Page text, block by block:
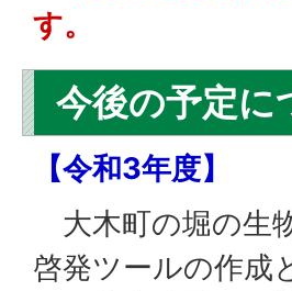
す。
今後の予定に
【令和3年度】
大木町の堀の生
啓発ツールの作成